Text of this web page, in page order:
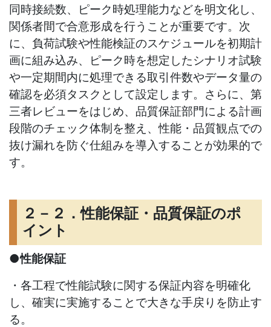
同時接続数、ピーク時処理能力などを明文化し、
関係者間で合意形成を行うことが重要です。次
に、負荷試験や性能検証のスケジュールを初期計
画に組み込み、ピーク時を想定したシナリオ試験
や一定期間内に処理できる取引件数やデータ量の
確認を必須タスクとして設定します。さらに、第
三者レビューをはじめ、品質保証部門による計画
段階のチェック体制を整え、性能・品質観点での
抜け漏れを防ぐ仕組みを導入することが効果的で
す。
２－２．性能保証・品質保証のポ
イント
●性能保証
・各工程で性能試験に関する保証内容を明確化
し、確実に実施することで大きな手戻りを防止す
る。